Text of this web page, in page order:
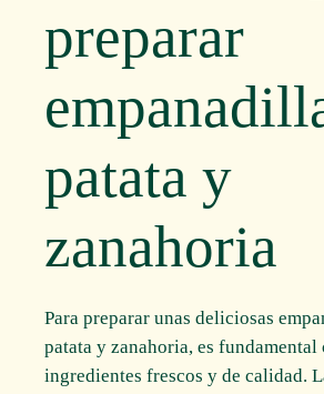
preparar
patata y
zanahoria
Para preparar unas deliciosas
patata y zanahoria, es fundamental
ingredientes frescos y de calidad.